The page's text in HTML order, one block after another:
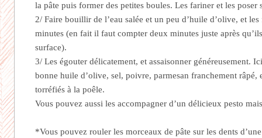
la pâte puis former des petites boules. Les fariner et les
2/ Faire bouillir de l’eau salée et un peu d’huile d’olive, et
minutes (en fait il faut compter deux minutes juste après
surface).
3/ Les égouter délicatement, et assaisonner généreusement.
bonne huile d’olive, sel, poivre, parmesan franchement râpé,
torréfiés à la poêle.
Vous pouvez aussi les accompagner d’un délicieux pesto
*Vous pouvez rouler les morceaux de pâte sur les dents